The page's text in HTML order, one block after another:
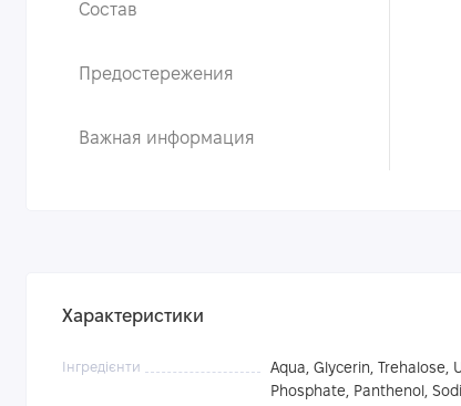
Состав
Предостережения
Важная информация
Характеристики
Інгредієнти
Aqua, Glycerin, Trehalose,
Phosphate, Panthenol,